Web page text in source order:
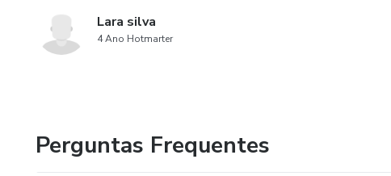
Lara silva
4 Ano Hotmarter
Perguntas Frequentes